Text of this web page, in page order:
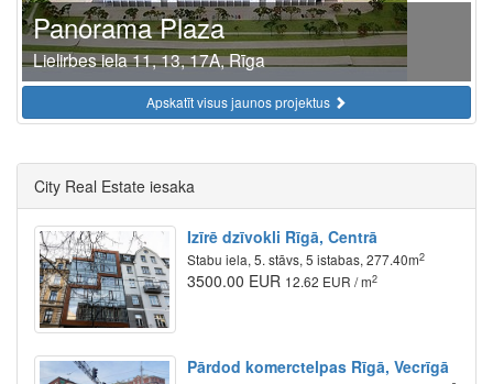
Panorama Plaza
Lielirbes iela 11, 13, 17A, Rīga
Apskatīt visus jaunos projektus
City Real Estate iesaka
Izīrē dzīvokli Rīgā, Centrā
Stabu iela, 5. stāvs, 5 istabas, 277.40m2
3500.00 EUR 12.62 EUR / m2
Pārdod komerctelpas Rīgā, Vecrīgā